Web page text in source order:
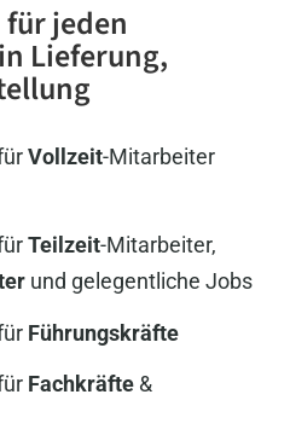
jeden
Lieferung,
Vollzeit-Mitarbeiter
Teilzeit-Mitarbeiter,
und gelegentliche Jobs
Führungskräfte
Fachkräfte &